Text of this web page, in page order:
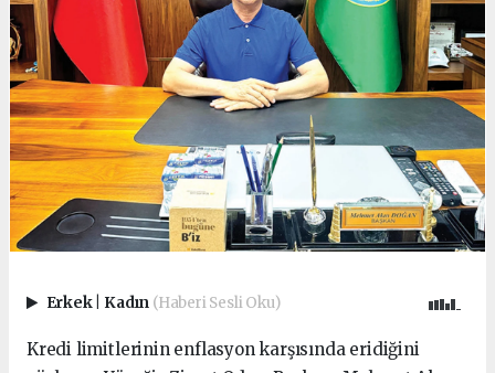
Erkek Kadın (Haberi Sesli Oku)
Kredi limitlerinin enflasyon karşısında eridiğini